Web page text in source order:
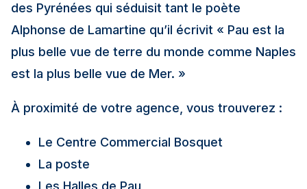
des Pyrénées qui séduisit tant le poète
Alphonse de Lamartine qu’il écrivit « Pau est la
plus belle vue de terre du monde comme Naples
est la plus belle vue de Mer. »
À proximité de votre agence, vous trouverez :
Le Centre Commercial Bosquet
La poste
Les Halles de Pau